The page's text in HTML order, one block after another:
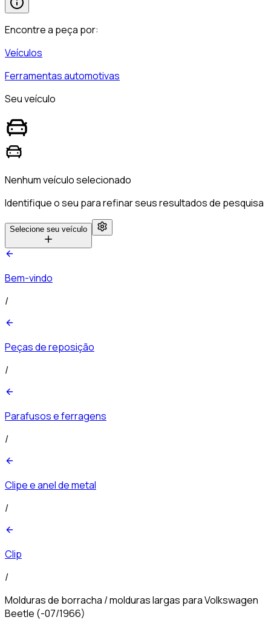
Encontre a peça por:
Veículos
Ferramentas automotivas
Seu veículo
Nenhum veículo selecionado
Identifique o seu para refinar seus resultados de pesquisa
Selecione seu veículo
Bem-vindo
/
Peças de reposição
/
Parafusos e ferragens
/
Clipe e anel de metal
/
Clip
/
Molduras de borracha / molduras largas para Volkswagen
Beetle (-07/1966)